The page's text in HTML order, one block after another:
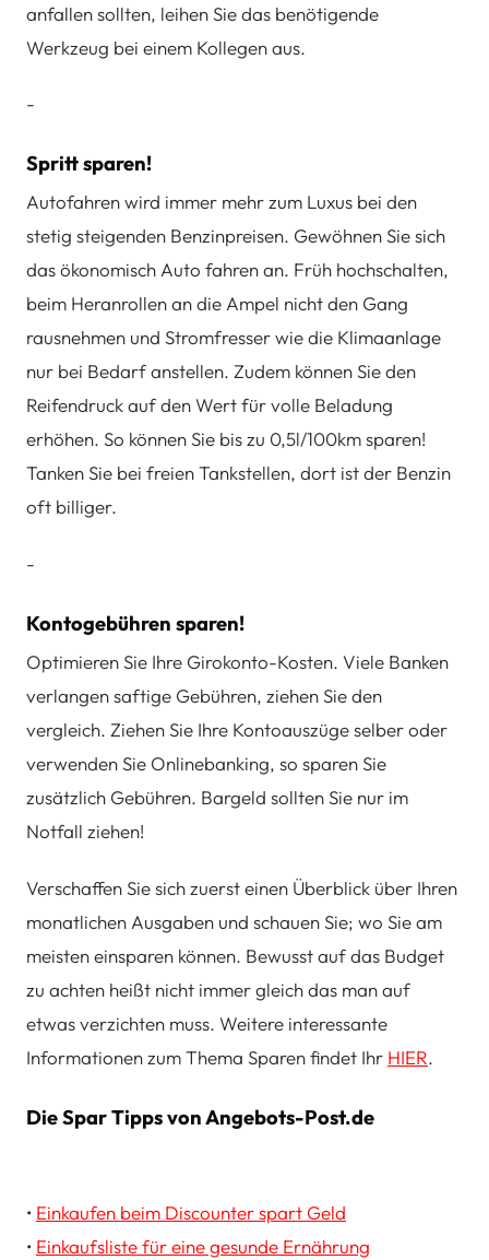
anfallen sollten, leihen Sie das benötigende
Werkzeug bei einem Kollegen aus.
-
Spritt sparen!
Autofahren wird immer mehr zum Luxus bei den
stetig steigenden Benzinpreisen. Gewöhnen Sie sich
das ökonomisch Auto fahren an. Früh hochschalten,
beim Heranrollen an die Ampel nicht den Gang
rausnehmen und Stromfresser wie die Klimaanlage
nur bei Bedarf anstellen. Zudem können Sie den
Reifendruck auf den Wert für volle Beladung
erhöhen. So können Sie bis zu 0,5l/100km sparen!
Tanken Sie bei freien Tankstellen, dort ist der Benzin
oft billiger.
-
Kontogebühren sparen!
Optimieren Sie Ihre Girokonto-Kosten. Viele Banken
verlangen saftige Gebühren, ziehen Sie den
vergleich. Ziehen Sie Ihre Kontoauszüge selber oder
verwenden Sie Onlinebanking, so sparen Sie
zusätzlich Gebühren. Bargeld sollten Sie nur im
Notfall ziehen!
Verschaffen Sie sich zuerst einen Überblick über Ihren
monatlichen Ausgaben und schauen Sie; wo Sie am
meisten einsparen können. Bewusst auf das Budget
zu achten heißt nicht immer gleich das man auf
etwas verzichten muss. Weitere interessante
Informationen zum Thema Sparen findet Ihr HIER.
Die Spar Tipps von Angebots-Post.de
• Einkaufen beim Discounter spart Geld
• Einkaufsliste für eine gesunde Ernährung